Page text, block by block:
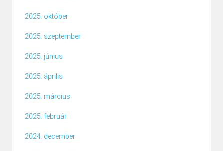
2025. október
2025. szeptember
2025. június
2025. április
2025. március
2025. február
2024. december